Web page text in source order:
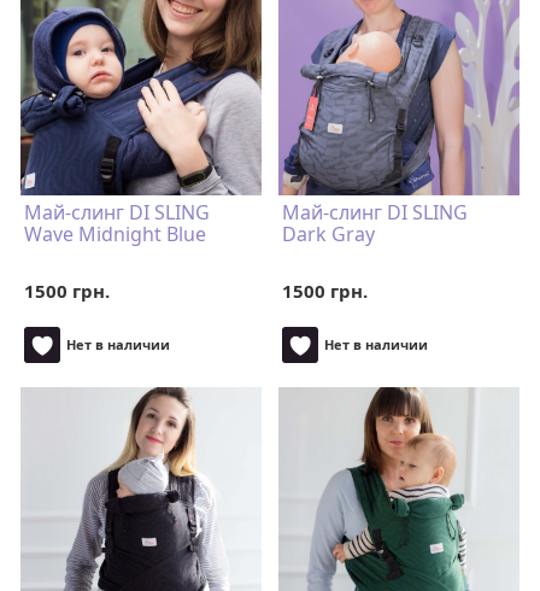
Май-слинг DI SLING
Wave Midnight Blue
1500 грн.
Нет в наличии
Май-слинг DI SLING
Dark Gray
1500 грн.
Нет в наличии